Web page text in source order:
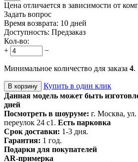
Цена отличается в зависимости от
Задать вопрос
Время возврата: 10 дней
Доступность: Предзаказ
Кол-во:
+
−
Минимальное количество для заказа 4.
В корзину
Купить в один клик
Данная модель может быть
дней
Посмотреть в шоуруме: г. Москва,
переулок 24 с1. Есть парковка
Срок доставки: 1-3 дня.
Гарантия: 1 год.
Подарки для покупателей
AR-примерка